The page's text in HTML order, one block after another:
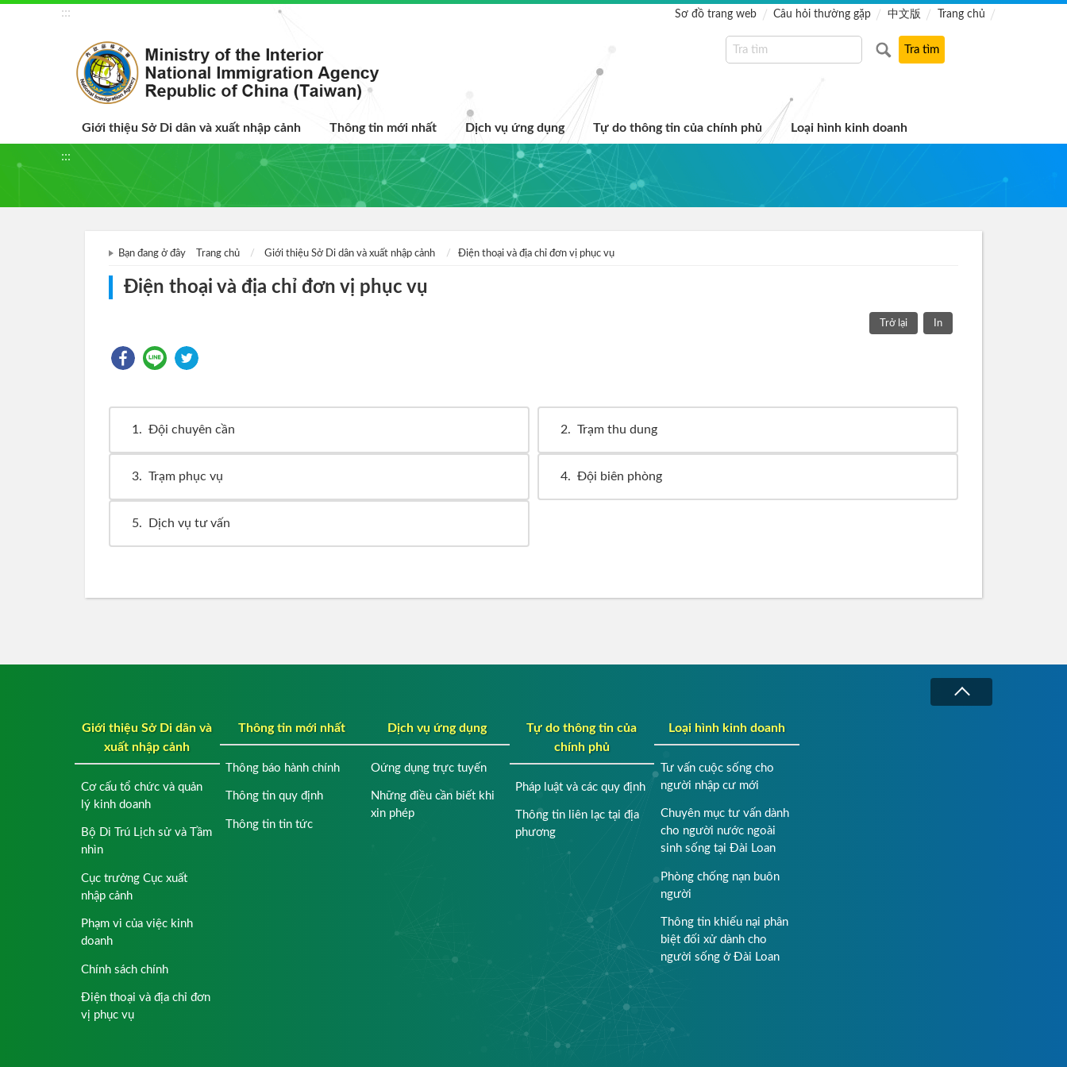
::: Sơ đồ trang web Câu hỏi thường gặp 中文版 Trang chủ
Giới thiệu Sở Di dân và xuất nhập cảnh Thông tin mới nhất Dịch vụ ứng dụng Tự do thông tin của chính phủ Loại hình kinh doanh
:::
Bạn đang ở đây Trang chủ Giới thiệu Sở Di dân và xuất nhập cảnh Điện thoại và địa chỉ đơn vị phục vụ
Điện thoại và địa chỉ đơn vị phục vụ
Trở lại In
1 Đội chuyên cần 2 Trạm thu dung
3 Trạm phục vụ 4 Đội biên phòng
5 Dịch vụ tư vấn
Giới thiệu Sở Di dân và
xuất nhập cảnh
Cơ cấu tổ chức và quản
lý kinh doanh
Bộ Di Trú Lịch sử và Tầm
nhìn
Cục trưởng Cục xuất
nhập cảnh
Phạm vi của việc kinh
doanh
Chính sách chính
Điện thoại và địa chỉ đơn
vị phục vụ
Thông tin mới nhất
Thông báo hành chính
Thông tin quy định
Thông tin tin tức
Dịch vụ ứng dụng
Oứng dụng trực tuyến
Những điều cần biết khi
xin phép
Tự do thông tin của
chính phủ
Pháp luật và các quy định
Thông tin liên lạc tại địa
phương
Loại hình kinh doanh
Tư vấn cuộc sống cho
người nhập cư mới
Chuyên mục tư vấn dành
cho người nước ngoài
sinh sống tại Đài Loan
Phòng chống nạn buôn
người
Thông tin khiếu nại phân
biệt đối xử dành cho
người sống ở Đài Loan